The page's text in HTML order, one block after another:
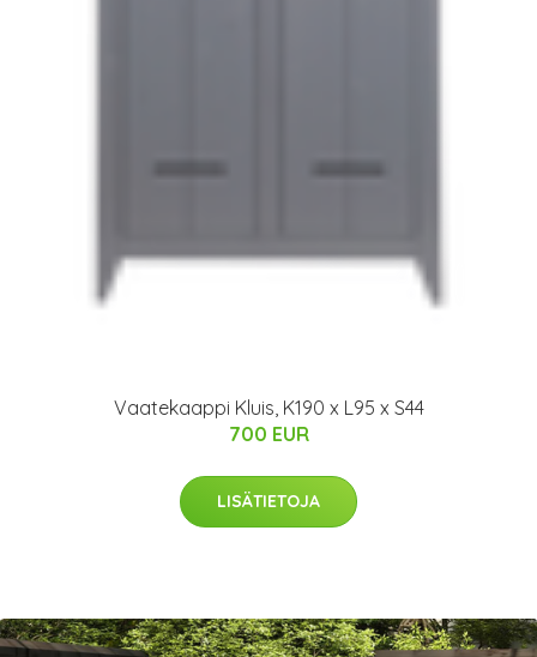
Vaatekaappi Kluis, K190 x L95 x S44
700 EUR
LISÄTIETOJA